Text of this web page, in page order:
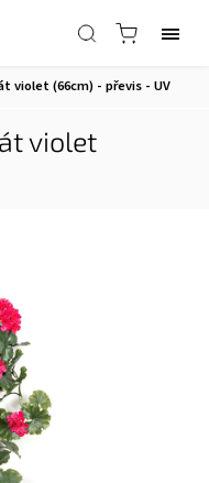
violet (66cm) - převis - UV
violet